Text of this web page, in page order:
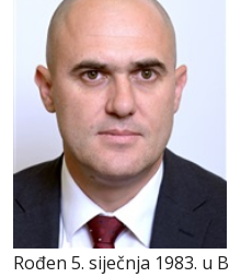
Rođen 5. siječnja 1983. u